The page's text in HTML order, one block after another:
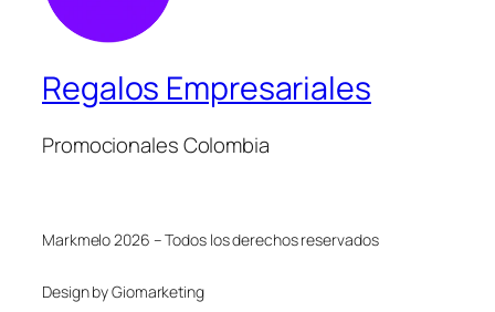
Regalos Empresariales
Promocionales Colombia
Markmelo 2026 – Todos los derechos reservados
Design by Giomarketing